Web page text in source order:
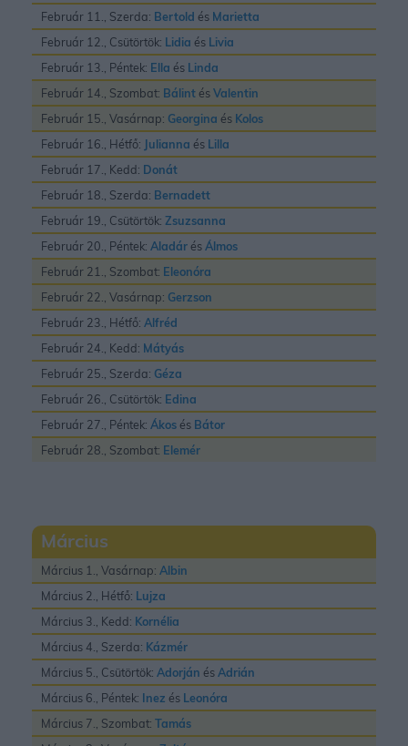
Február 11., Szerda: Bertold és Marietta
Február 12., Csütörtök: Lidia és Livia
Február 13., Péntek: Ella és Linda
Február 14., Szombat: Bálint ésValentin
Február 15., Vasárnap: Georgina és Kolos
Február 16., Hétfő: Julianna és Lilla
Február 17., Kedd: Donát
Február 18., Szerda: Bernadett
Február 19., Csütörtök: Zsuzsanna
Február 20., Péntek: Aladár ésÁlmos
Február 21., Szombat: Eleonóra
Február 22., Vasárnap: Gerzson
Február 23., Hétfő: Alfréd
Február 24., Kedd: Mátyás
Február 25., Szerda: Géza
Február 26., Csütörtök: Edina
Február 27., Péntek: Ákos és Bátor
Február 28., Szombat: Elemér
Március
Március 1., Vasárnap: Albin
Március 2., Hétfő: Lujza
Március 3., Kedd: Kornélia
Március 4., Szerda: Kázmér
Március 5., Csütörtök: Adorján ésAdrián
Március 6., Péntek: Inez és Leonóra
Március 7., Szombat: Tamás